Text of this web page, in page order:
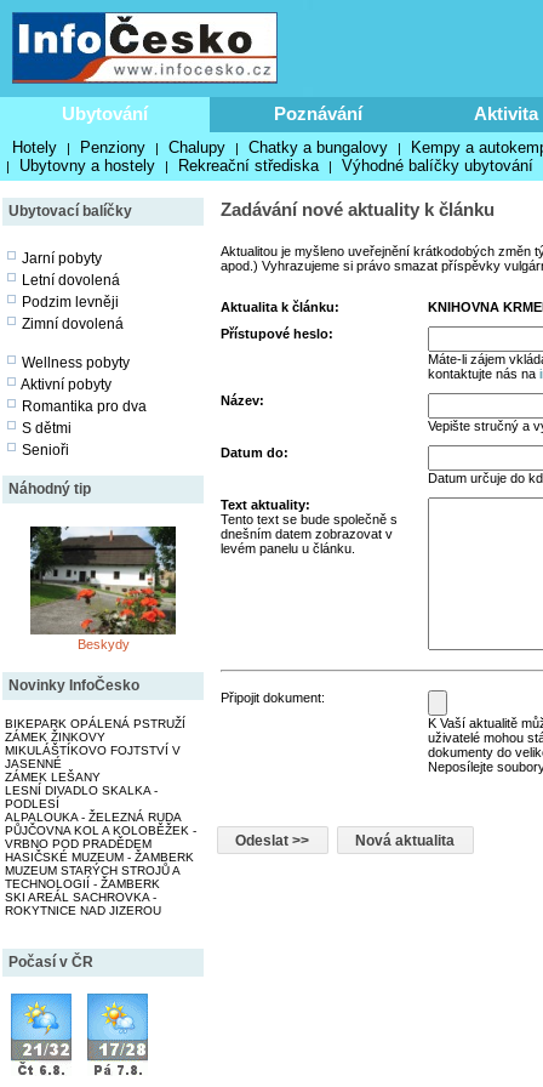
Ubytování Poznávání Aktivita
Hotely | Penziony | Chalupy | Chatky a bungalovy | Kempy a
| Ubytovny a hostely | Rekreační střediska | Výhodné balíčky ubytování
Ubytovací balíčky
Jarní pobyty
Letní dovolená
Podzim levněji
Zimní dovolená
Wellness pobyty
Aktivní pobyty
Romantika pro dva
S dětmi
Senioři
Náhodný tip
Beskydy
Novinky InfoČesko
BIKEPARK OPÁLENÁ PSTRUŽÍ
ZÁMEK ŽINKOVY
MIKULÁŠTÍKOVO FOJTSTVÍ V
JASENNÉ
ZÁMEK LEŠANY
LESNÍ DIVADLO SKALKA -
PODLESÍ
ALPALOUKA - ŽELEZNÁ RUDA
PŮJČOVNA KOL A KOLOBĚŽEK -
VRBNO POD PRADĚDEM
HASIČSKÉ MUZEUM - ŽAMBERK
MUZEUM STARÝCH STROJŮ A
TECHNOLOGIÍ - ŽAMBERK
SKI AREÁL SACHROVKA -
ROKYTNICE NAD JIZEROU
Počasí v ČR
Zadávání nové aktuality k článku
Aktualitou je myšleno uveřejnění krátkodobých
apod.) Vyhrazujeme si právo smazat příspěvky
Aktualita k článku:
KNIHOVNA
Přístupové heslo:
Máte-li zájem
kontaktujte nás na
Název:
Vepište stručný a
Datum do:
Datum určuje do
Text aktuality:
Tento text se bude společně s
dnešním datem zobrazovat v
levém panelu u článku.
Připojit dokument:
K Vaší aktualitě
uživatelé mohou
dokumenty do
Neposílejte